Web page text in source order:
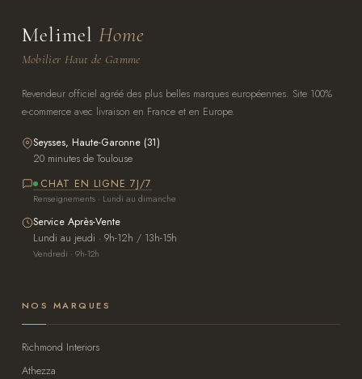
Melimel Home
Mobilier Haut de Gamme
Revendeur officiel agréé des plus belles marques européennes. Site 100%
e-commerce avec livraison en France et en Europe.
Seysses, Haute-Garonne (31)
20 minutes de Toulouse
CHAT EN LIGNE 7J/7
Renseignements · Lundi au dimanche
Service Après-Vente
Lundi au jeudi · 9h-12h / 13h-15h
Vendredi · 9h-12h
NOS MARQUES
Richmond Interiors
Athezza